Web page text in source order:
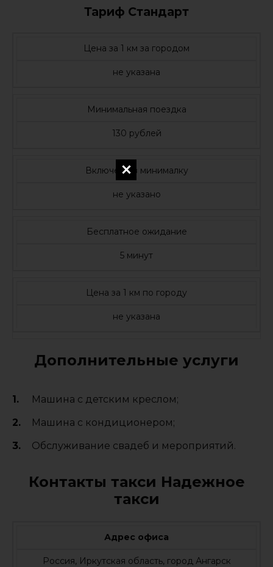
Тариф Стандарт
Цена за 1 км за городом
не указана
Минимальная поездка
130 рублей
Включено в минималку
не указано
Бесплатное ожидание
5 минут
Цена за 1 км по городу
не указана
Дополнительные услуги
Машина с детским креслом;
Машина с кондиционером;
Обслуживание свадеб и мероприятий.
Контакты такси Надежное
такси
Адрес офиса
Россия, Иркутская область, город Ангарск